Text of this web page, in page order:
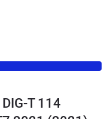
T 114